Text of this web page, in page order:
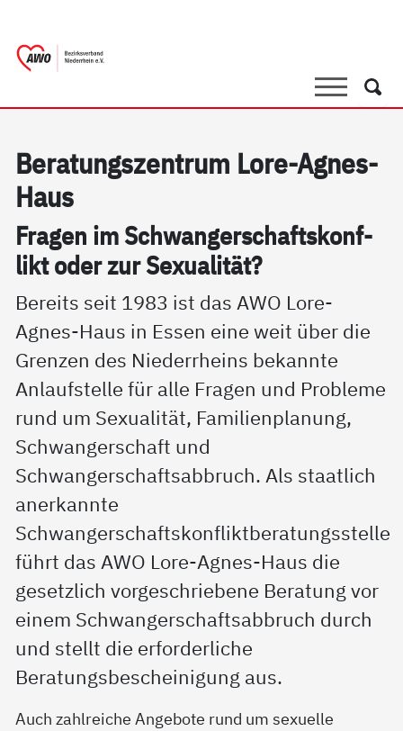
SucheSuche
Be­ra­tungs­zen­trum Lo­re-Ag­nes-
Haus
Fra­gen im Schwan­ger­schafts­kon­f­
likt oder zur Se­xua­li­tät?
Bereits seit 1983 ist das AWO Lore-
Agnes-Haus in Essen eine weit über die
Grenzen des Niederrheins bekannte
Anlaufstelle für alle Fragen und Probleme
rund um Sexualität, Familienplanung,
Schwangerschaft und
Schwangerschaftsabbruch. Als staatlich
anerkannte
Schwangerschaftskonfliktberatungsstelle
führt das AWO Lore-Agnes-Haus die
gesetzlich vorgeschriebene Beratung vor
einem Schwangerschaftsabbruch durch
und stellt die erforderliche
Beratungsbescheinigung aus.
Auch zahlreiche Angebote rund um sexuelle